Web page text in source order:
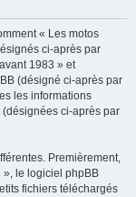
« Les motos
ci-après par
1983 » et
(désigné ci-après par
les informations
(désignées ci-après par
Premièrement,
», le logiciel phpBB
fichiers téléchargés